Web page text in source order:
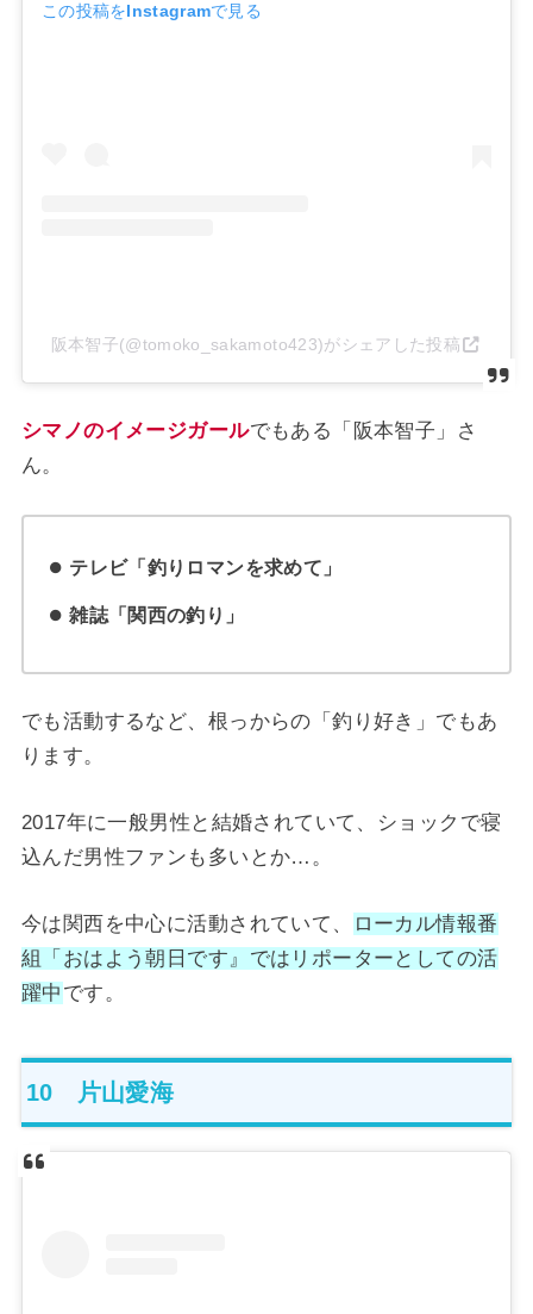
この投稿をInstagramで見る
阪本智子(@tomoko_sakamoto423)がシェアした投稿
シマノのイメージガールでもある「阪本智子」さ
ん。
テレビ「釣りロマンを求めて」
雑誌「関西の釣り」
でも活動するなど、根っからの「釣り好き」でもあ
ります。
2017年に一般男性と結婚されていて、ショックで寝
込んだ男性ファンも多いとか…。
今は関西を中心に活動されていて、
ローカル情報番
組「おはよう朝日です』ではリポーターとしての活
躍中 です。
10 片山愛海